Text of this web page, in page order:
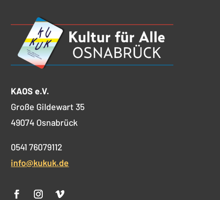
KAOS e.V.
Große Gildewart 35
49074 Osnabrück
0541 76079112
info@kukuk.de